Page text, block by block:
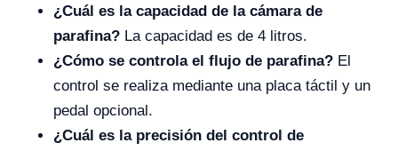
¿Cuál es la capacidad de la cámara de
parafina? La capacidad es de 4 litros.
¿Cómo se controla el flujo de parafina? El
control se realiza mediante una placa táctil y un
pedal opcional.
¿Cuál es la precisión del control de